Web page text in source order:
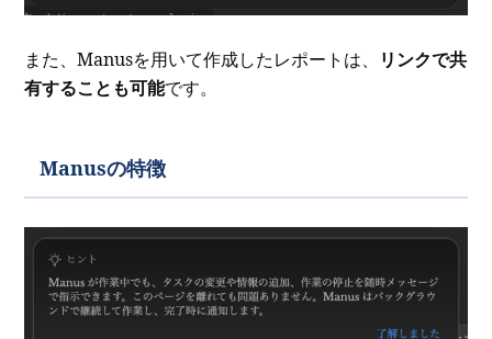
また、Manusを用いて作成したレポートは、
リンクで共
有することも可能です。
Manusの特徴